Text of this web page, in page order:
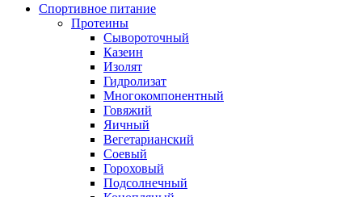
Спортивное питание
Протеины
Сывороточный
Казеин
Изолят
Гидролизат
Многокомпонентный
Говяжий
Яичный
Вегетарианский
Соевый
Гороховый
Подсолнечный